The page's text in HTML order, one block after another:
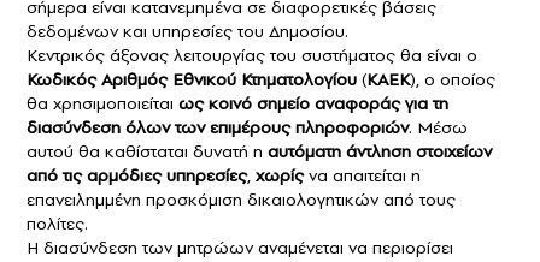
σήμερα είναι κατανεμημένα σε διαφορετικές βάσεις
δεδομένων και υπηρεσίες του Δημοσίου.
Κεντρικός άξονας λειτουργίας του συστήματος θα είναι ο
Κωδικός Αριθμός Εθνικού Κτηματολογίου (ΚΑΕΚ), ο οποίος
θα χρησιμοποιείται ως κοινό σημείο αναφοράς για τη
διασύνδεση όλων των επιμέρους πληροφοριών. Μέσω
αυτού θα καθίσταται δυνατή η αυτόματη άντληση στοιχείων
από τις αρμόδιες υπηρεσίες, χωρίςνα απαιτείται η
επανειλημμένη προσκόμιση δικαιολογητικών από τους
πολίτες.
Η διασύνδεση των μητρώων αναμένεται να περιορίσει